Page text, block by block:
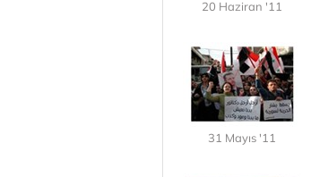
20 Haziran '11
31 Mayıs '11